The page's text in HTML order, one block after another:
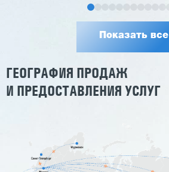
Показать все
ГЕОГРАФИЯ ПРОДАЖ
И ПРЕДОСТАВЛЕНИЯ УСЛУГ